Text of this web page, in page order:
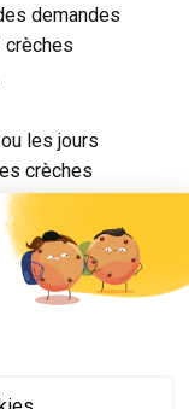
demandes
les jours
crèches
de s’adapter à
pour l’attribution
les familles
ou celles